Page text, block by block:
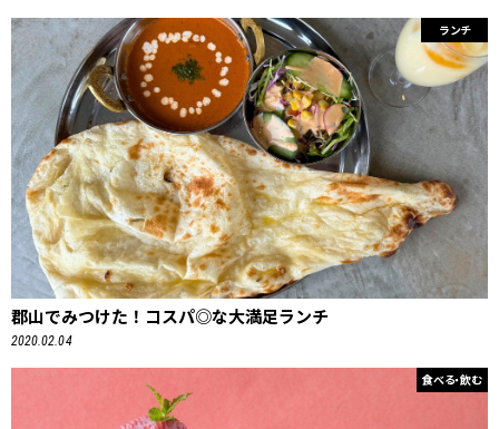
ランチ
郡山でみつけた！コスパ◎な大満足ランチ
2020.02.04
食べる・飲む